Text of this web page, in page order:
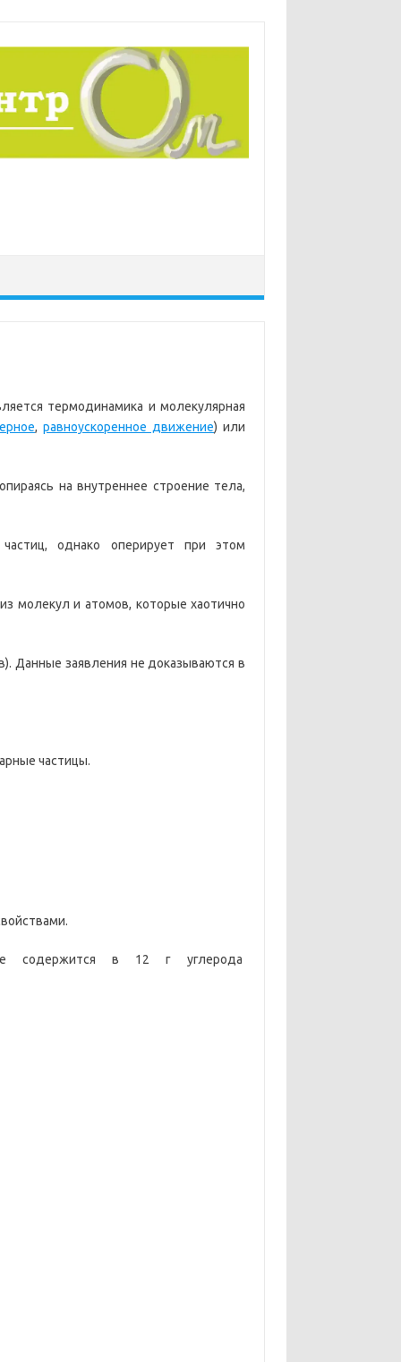
термодинамика и молекулярная
,равноускоренное движение) или
на внутреннее строение тела,
однако оперирует при этом
молекул и атомов, которые хаотично
Данные заявления не доказываются в
частицы.
содержится в 12 г углерода